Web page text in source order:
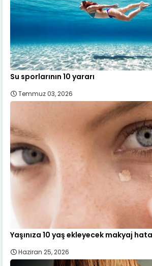
Su sporlarının 10 yararı
Temmuz 03, 2026
Yaşınıza 10 yaş ekleyecek makyaj
Haziran 25, 2026